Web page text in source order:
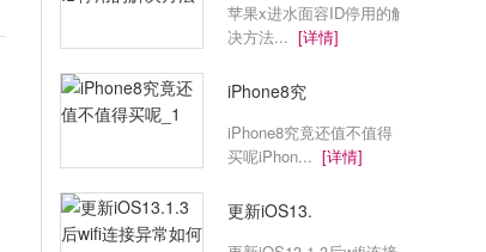
苹果x进水面容ID停用的解
决方法... [详情]
iPhone8究
iPhone8究竟还值不值得
买呢iPhon... [详情]
更新iOS13.